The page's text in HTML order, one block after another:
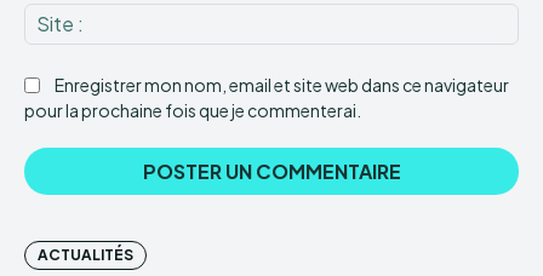
:
Enregistrer mon nom, email et site web dans ce navigateur
pour la prochaine fois que je commenterai.
ACTUALITÉS